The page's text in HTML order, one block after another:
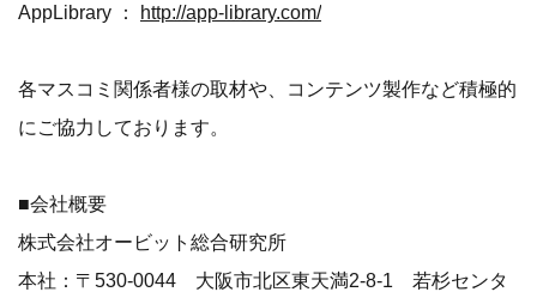
AppLibrary ： http://app-library.com/
各マスコミ関係者様の取材や、コンテンツ製作など積極的
にご協力しております。
■会社概要
株式会社オービット総合研究所
本社：〒530-0044 大阪市北区東天満2-8-1 若杉センタ